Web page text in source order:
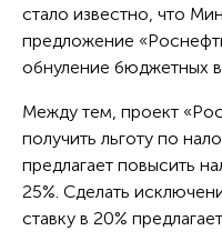
стало известно, что
предложение
обнуление бюджетных
Между тем, проект
получить льготу по
предлагает повысить
25%. Сделать
ставку в 20%